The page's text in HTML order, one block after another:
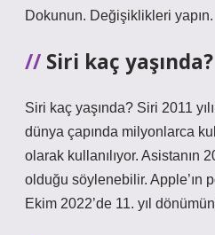
Dokunun. Değişiklikleri yapın.
Siri kaç yaşında?
Siri kaç yaşında? Siri 2011
dünya çapında milyonlarca
olarak kullanılıyor. Asistanın
olduğu söylenebilir. Apple’ın
Ekim 2022’de 11. yıl